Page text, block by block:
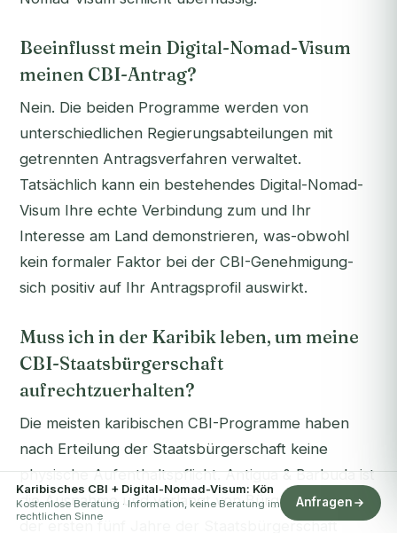
Beeinflusst mein Digital-Nomad-Visum
meinen CBI-Antrag?
Nein. Die beiden Programme werden von
unterschiedlichen Regierungsabteilungen mit
getrennten Antragsverfahren verwaltet.
Tatsächlich kann ein bestehendes Digital-Nomad-
Visum Ihre echte Verbindung zum und Ihr
Interesse am Land demonstrieren, was-obwohl
kein formaler Faktor bei der CBI-Genehmigung-
sich positiv auf Ihr Antragsprofil auswirkt.
Muss ich in der Karibik leben, um meine
CBI-Staatsbürgerschaft
aufrechtzuerhalten?
Die meisten karibischen CBI-Programme haben
nach Erteilung der Staatsbürgerschaft keine
physische Aufenthaltspflicht. Antigua & Barbuda ist
die Ausnahme und verlangt von Bürgern, innerhalb
der ersten fünf Jahre der Staatsbürgerschaft
Karibisches CBI + Digital-Nomad-Visum: Kön
Kostenlose Beratung · Information, keine Beratung im
rechtlichen Sinne
Anfragen